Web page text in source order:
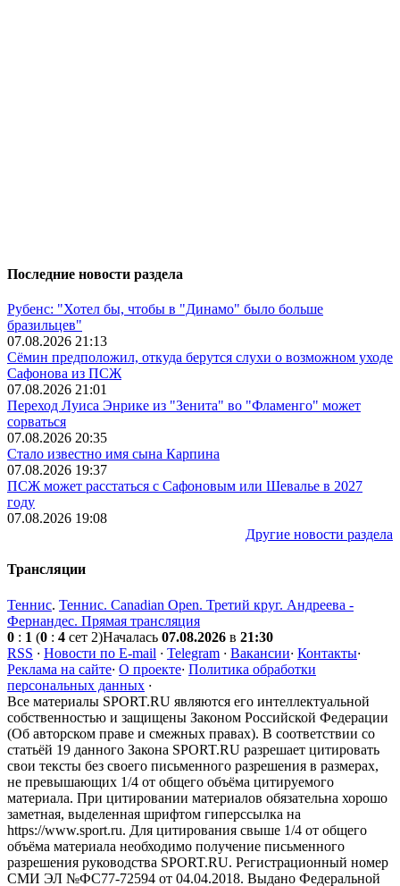
Последние новости раздела
Рубенс: "Хотел бы, чтобы в "Динамо" было больше
бразильцев"
07.08.2026 21:13
Сёмин предположил, откуда берутся слухи о возможном уходе
Сафонова из ПСЖ
07.08.2026 21:01
Переход Луиса Энрике из "Зенита" во "Фламенго" может
сорваться
07.08.2026 20:35
Стало известно имя сына Карпина
07.08.2026 19:37
ПСЖ может расстаться с Сафоновым или Шевалье в 2027
году
07.08.2026 19:08
Другие новости раздела
Трансляции
Теннис. Теннис. Canadian Open. Третий круг. Андреева -
Фернандес. Прямая трансляция
0 : 1 (0 : 4 сет 2)Началась 07.08.2026 в 21:30
RSS · Новости по E-mail · Telegram · Вакансии· Контакты·
Реклама на сайте· О проекте· Политика обработки
персональных данных ·
Все материалы SPORT.RU являются его интеллектуальной
собственностью и защищены Законом Российской Федерации
(Об авторском праве и смежных правах). В соответствии со
статьёй 19 данного Закона SPORT.RU разрешает цитировать
свои тексты без своего письменного разрешения в размерах,
не превышающих 1/4 от общего объёма цитируемого
материала. При цитировании материалов обязательна хорошо
заметная, выделенная шрифтом гиперссылка на
https://www.sport.ru. Для цитирования свыше 1/4 от общего
объёма материала необходимо получение письменного
разрешения руководства SPORT.RU. Регистрационный номер
СМИ ЭЛ №ФС77-72594 от 04.04.2018. Выдано Федеральной